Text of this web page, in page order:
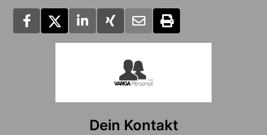
Dein Kontakt